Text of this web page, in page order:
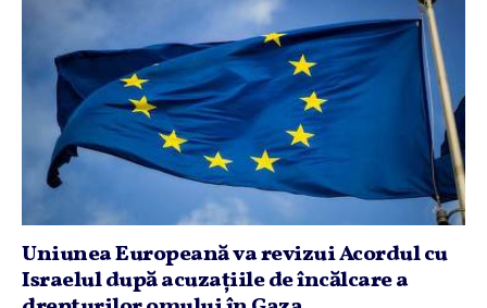
Uniunea Europeană va revizui Acordul cu
Israelul după acuzaţiile de încălcare a